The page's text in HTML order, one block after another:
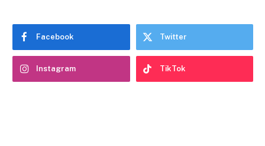
Facebook Twitter
Instagram TikTok